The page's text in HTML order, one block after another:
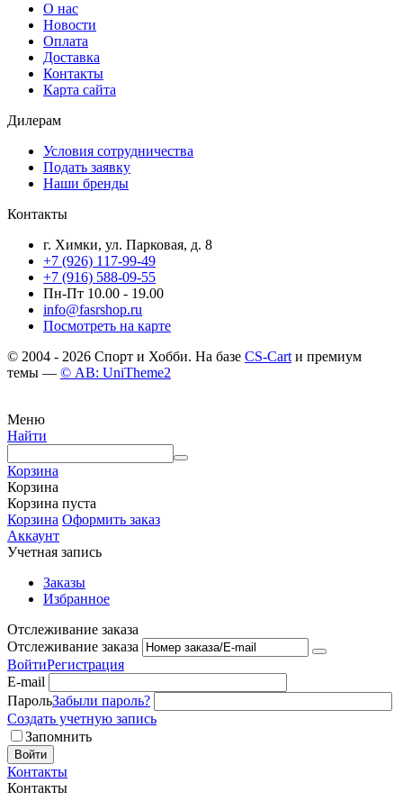
О нас
Новости
Оплата
Доставка
Контакты
Карта сайта
Дилерам
Условия сотрудничества
Подать заявку
Наши бренды
Контакты
г. Химки, ул. Парковая, д. 8
+7 (926) 117-99-49
+7 (916) 588-09-55
Пн-Пт 10.00 - 19.00
info@fasrshop.ru
Посмотреть на карте
© 2004 - 2026 Спорт и Хобби. На базе CS-Cart и премиум
темы — © AB: UniTheme2
Меню
Найти
Корзина
Корзина
Корзина пуста
Корзина Оформить заказ
Аккаунт
Учетная запись
Заказы
Избранное
Отслеживание заказа
Отслеживание заказа
ВойтиРегистрация
E-mail
ПарольЗабыли пароль?
Создать учетную запись
Запомнить
Войти
Контакты
Контакты